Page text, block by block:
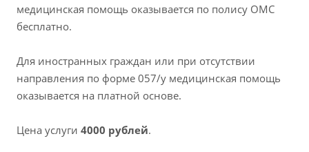
медицинская помощь оказывается по полису ОМС
бесплатно.
Для иностранных граждан или при отсутствии
направления по форме 057/у медицинская помощь
оказывается на платной основе.
Цена услуги 4000 рублей.